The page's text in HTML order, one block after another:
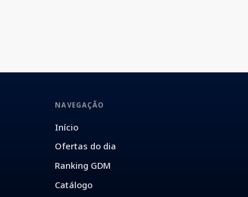
NAVEGAÇÃO
Início
Ofertas do dia
Ranking GDM
Catálogo